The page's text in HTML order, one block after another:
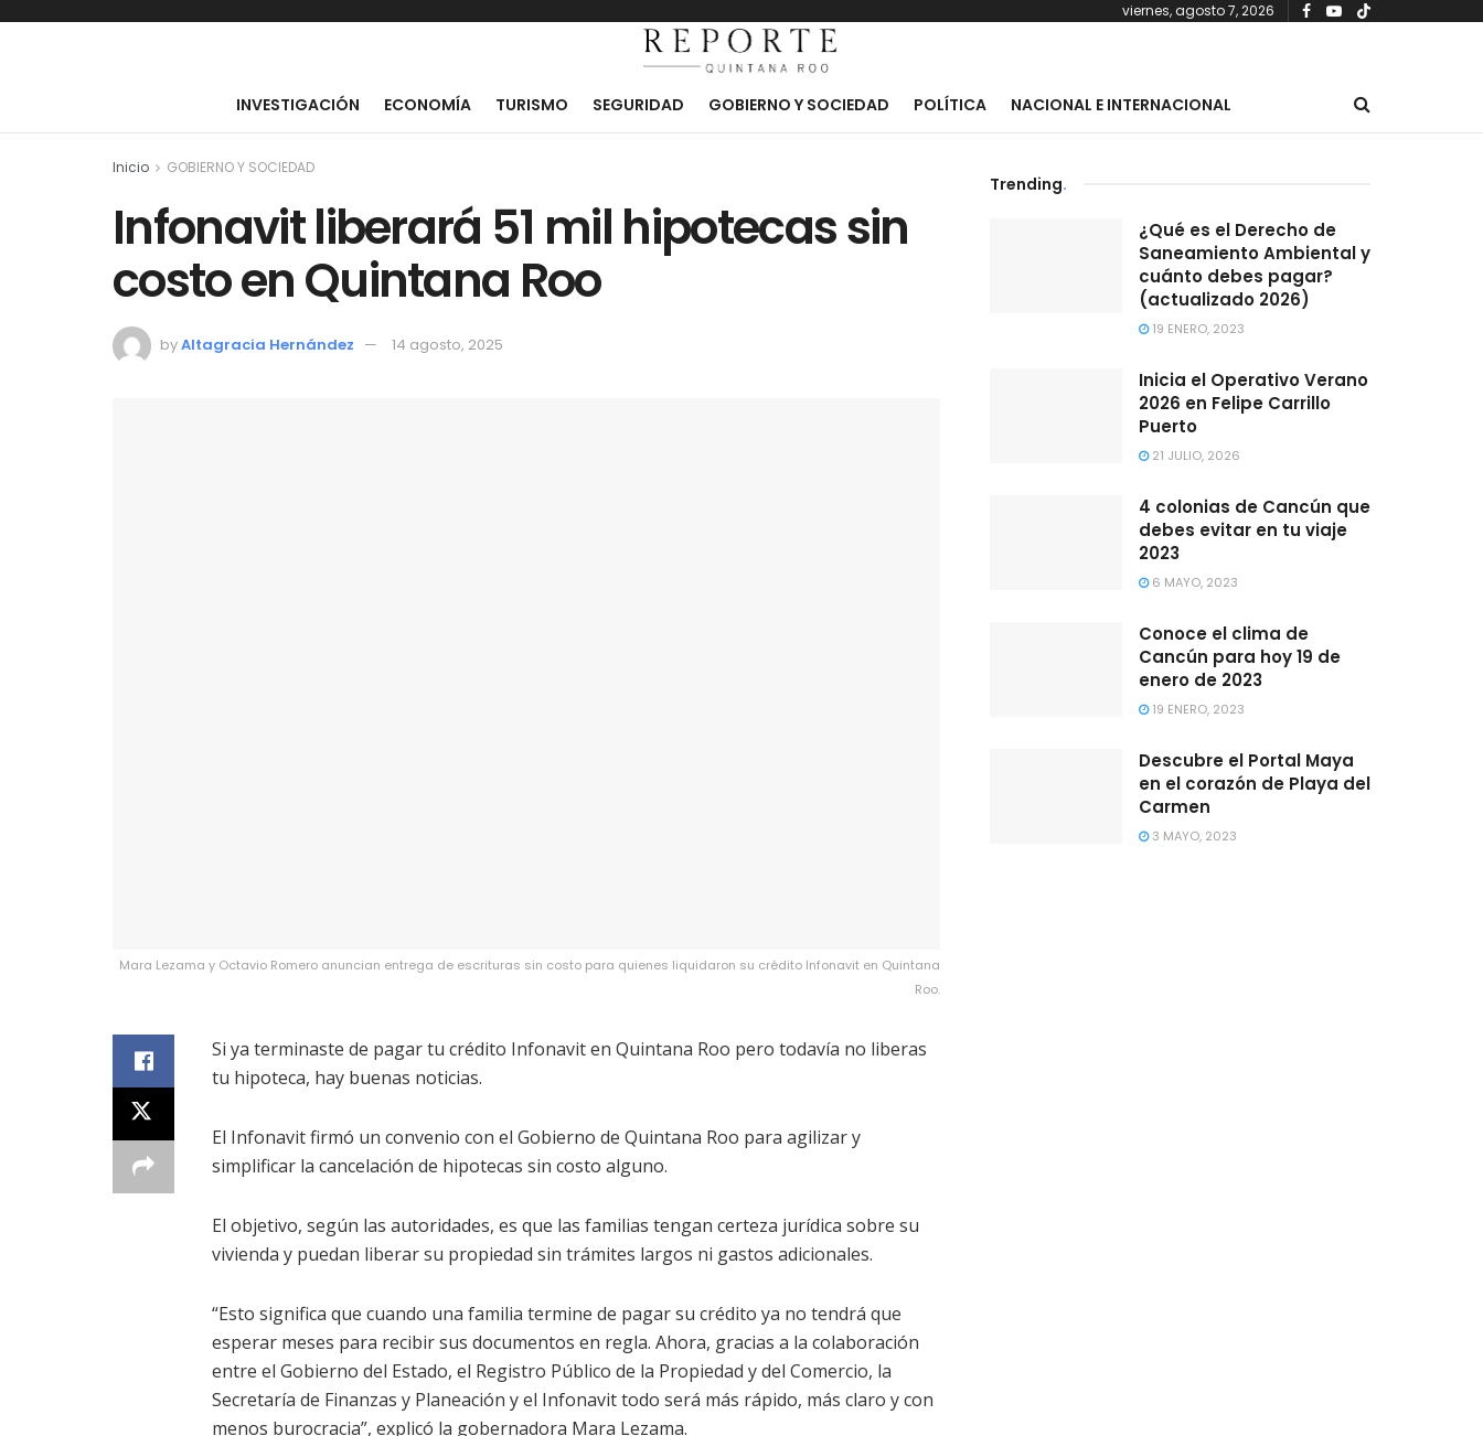
viernes, agosto 7, 2026
INVESTIGACIÓN ECONOMÍA TURISMO SEGURIDAD GOBIERNO Y SOCIEDAD POLÍTICA NACIONAL E INTERNACIONAL
Inicio GOBIERNO Y SOCIEDAD
Infonavit liberará 51 mil hipotecas sin
costo en Quintana Roo
byAltagracia Hernández 14 agosto, 2025
Mara Lezama y Octavio Romero anuncian entrega de escrituras sin costo para quienes liquidaron su crédito Infonavit en Quintana
Roo.
Si ya terminaste de pagar tu crédito Infonavit en Quintana Roo pero todavía no liberas
tu hipoteca, hay buenas noticias.
El Infonavit firmó un convenio con el Gobierno de Quintana Roo para agilizar y
simplificar la cancelación de hipotecas sin costo alguno.
El objetivo, según las autoridades, es que las familias tengan certeza jurídica sobre su
vivienda y puedan liberar su propiedad sin trámites largos ni gastos adicionales.
“Esto significa que cuando una familia termine de pagar su crédito ya no tendrá que
esperar meses para recibir sus documentos en regla. Ahora, gracias a la colaboración
entre el Gobierno del Estado, el Registro Público de la Propiedad y del Comercio, la
Secretaría de Finanzas y Planeación y el Infonavit todo será más rápido, más claro y con
menos burocracia”, explicó la gobernadora Mara Lezama.
Trending.
¿Qué es el Derecho de
Saneamiento Ambiental y
cuánto debes pagar?
(actualizado 2026)
19 ENERO, 2023
Inicia el Operativo Verano
2026 en Felipe Carrillo
Puerto
21 JULIO, 2026
4 colonias de Cancún que
debes evitar en tu viaje
2023
6 MAYO, 2023
Conoce el clima de
Cancún para hoy 19 de
enero de 2023
19 ENERO, 2023
Descubre el Portal Maya
en el corazón de Playa del
Carmen
3 MAYO, 2023